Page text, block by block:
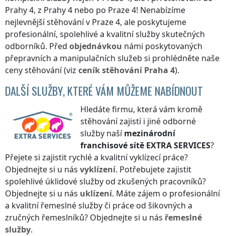
Prahy 4, z Prahy 4 nebo po Praze 4! Nenabízíme
nejlevnější stěhovánív Praze 4, ale poskytujeme
profesionální, spolehlivé a kvalitní služby skutečných
odborníků. Před objednávkou námi poskytovaných
přepravních a manipulačních služeb si prohlédněte naše
ceny stěhování (viz ceníkstěhování Praha 4).
DALŠÍ SLUŽBY, KTERÉ VÁM MŮŽEME NABÍDNOUT
Hledáte firmu, která vám kromě
stěhování zajistí i jiné odborné
služby našímezinárodní
franchisové sítě EXTRA SERVICES?
Přejete si zajistit rychlé a kvalitní vyklízecí práce?
Objednejte si u nás vyklízení. Potřebujete zajistit
spolehlivé úklidové služby od zkušených pracovníků?
Objednejte si u nás uklízení. Máte zájem o profesionální
a kvalitní řemeslné služby či práce od šikovných a
zručných řemeslníků? Objednejte si u nás řemeslné
služby.